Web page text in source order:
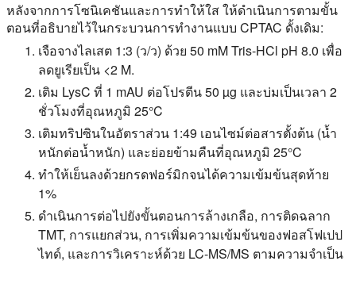
หลังจากการโซนิเคชันและการทำให้ใส ให้ดำเนินการตามขั้น
ตอนที่อธิบายไว้ในกระบวนการทำงานแบบ CPTAC ดั้งเดิม:
เจือจางไลเสต 1:3 (ว/ว) ด้วย 50 mM Tris-HCl pH 8.0 เพื่อ
ลดยูเรียเป็น <2 M.
เติม LysC ที่ 1 mAU ต่อโปรตีน 50 µg และบ่มเป็นเวลา 2
ชั่วโมงที่อุณหภูมิ 25°C
เติมทริปซินในอัตราส่วน 1:49 เอนไซม์ต่อสารตั้งต้น (น้ำ
หนักต่อน้ำหนัก) และย่อยข้ามคืนที่อุณหภูมิ 25°C
ทำให้เย็นลงด้วยกรดฟอร์มิกจนได้ความเข้มข้นสุดท้าย
1%
ดำเนินการต่อไปยังขั้นตอนการล้างเกลือ, การติดฉลาก
TMT, การแยกส่วน, การเพิ่มความเข้มข้นของฟอสโฟเปป
ไทด์, และการวิเคราะห์ด้วย LC-MS/MS ตามความจำเป็น